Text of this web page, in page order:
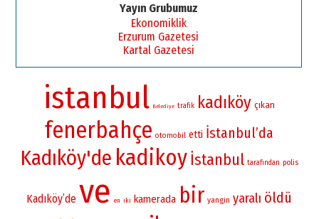
Yayın Grubumuz
Ekonomiklik
Erzurum Gazetesi
Kartal Gazetesi
istanbul Belediye trafik kadıköy çıkan
fenerbahçe otomobil etti İstanbul’da
Kadıköy'de kadikoyİstanbul tarafından polis
Kadıköy’de ve en iki kamerada bir yangin yaralı öldü